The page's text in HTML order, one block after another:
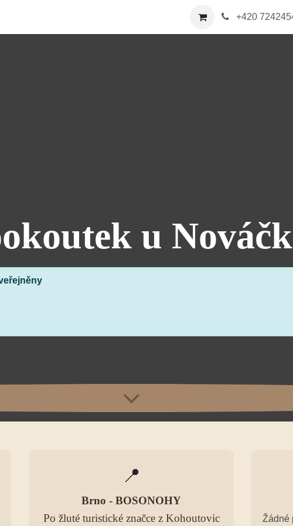
Kontaktujte nás +420
u
📍
Brno - BOSONOHY
Po žluté turistické značce z Kohoutovic
Žádné